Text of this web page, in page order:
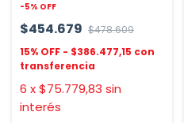
-5% OFF
$454.679 $478.609
$386.477,15
6 x$75.779,83 sin
interés